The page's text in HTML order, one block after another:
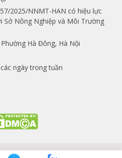
cho món steak
vị đặc trưng, không chứa
được mùi thơm và vị của lá
có thể sử dụng luôn nên
phong cách phương Tây.
Instagram
Youtube
Tiktok
Shopee
2025/NNMT-HAN có hiệu lực
Sở Nông Nghiệp và Môi Trường
Hà Đông, Hà Nội
ngày trong tuần